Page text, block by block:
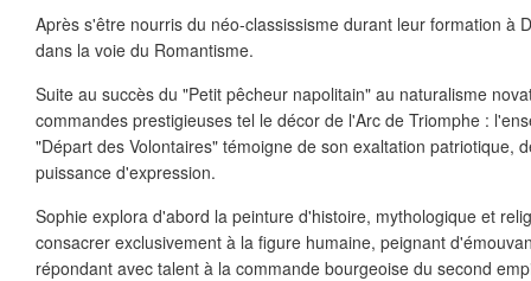
Après s'être nourris du néo-classissisme durant leur formation à
dans la voie du Romantisme.
Suite au succès du "Petit pêcheur napolitain" au naturalisme
commandes prestigieuses tel le décor de l'Arc de Triomphe :
"Départ des Volontaires" témoigne de son exaltation patriotique,
puissance d'expression.
Sophie explora d'abord la peinture d'histoire, mythologique et
consacrer exclusivement à la figure humaine, peignant
répondant avec talent à la commande bourgeoise du second